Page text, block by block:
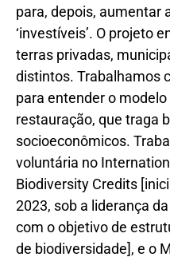
para, depois, aumentar
‘investíveis’. O projeto
terras privadas,
distintos. Trabalhamos
para entender o
restauração, que traga
socioeconômicos.
voluntária no
Biodiversity Credits
2023, sob a liderança
com o objetivo de
de biodiversidade], e o